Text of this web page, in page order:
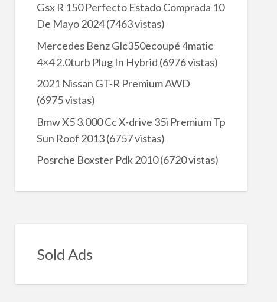
Gsx R 150 Perfecto Estado Comprada 10
De Mayo 2024(7463 vistas)
Mercedes Benz Glc350ecoupé 4matic
4×4 2.0turb Plug In Hybrid (6976 vistas)
2021 Nissan GT-R Premium AWD
(6975 vistas)
Bmw X5 3.000 Cc X-drive 35i Premium Tp
Sun Roof 2013(6757 vistas)
Posrche Boxster Pdk 2010(6720 vistas)
Sold Ads